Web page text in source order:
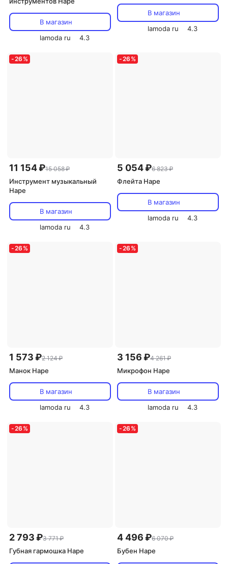
В магазин
lamoda ru
4.3
В магазин
lamoda ru
4.3
-26 %
11 154 ₽15 058 ₽
Инструмент музыкальный
Hape
В магазин
lamoda ru
4.3
-26 %
5 054 ₽6 823 ₽
Флейта Hape
В магазин
lamoda ru
4.3
-26 %
1 573 ₽2 124 ₽
Манок Hape
В магазин
lamoda ru
4.3
-26 %
3 156 ₽4 261 ₽
Микрофон Hape
В магазин
lamoda ru
4.3
-26 %
2 793 ₽3 771 ₽
Губная гармошка Hape
-26 %
4 496 ₽6 070 ₽
Бубен Hape